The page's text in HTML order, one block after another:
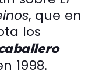
, que en
los
1998.